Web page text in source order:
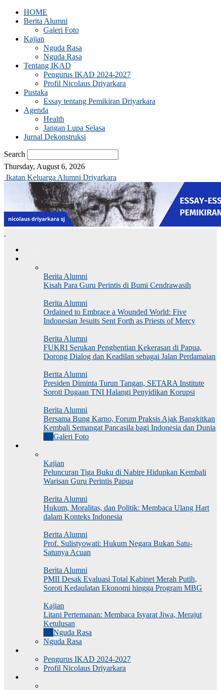
HOME
Berita Alumni
Galeri Foto
Kajian
Nguda Rasa
Nguda Rasa
Tentang IKAD
Pengurus IKAD 2024-2027
Profil Nicolaus Driyarkara
Pustaka
Essay tentang Pemikiran Driyarkara
Agenda
Health
Jangan Lupa Selasa
Jurnal Dekonstruksi
Search
Thursday, August 6, 2026
Ikatan Keluarga Alumni Driyarkara
Berita Alumni
Kisah Para Guru Perintis di Bumi Cendrawasih
Berita Alumni
Ordained to Embrace a Wounded World: Five
Indonesian Jesuits Sent Forth as Priests of Mercy
Berita Alumni
FUKRI Serukan Penghentian Kekerasan di Papua,
Dorong Dialog dan Keadilan sebagai Jalan Perdamaian
Berita Alumni
Presiden Diminta Turun Tangan, SETARA Institute
Soroti Dugaan TNI Halangi Penyidikan Korupsi
Berita Alumni
Bersama Bung Karno, Forum Praksis Ajak Bangkitkan
Kembali Semangat Pancasila bagi Indonesia dan Dunia
Galeri Foto
Kajian
Peluncuran Tiga Buku di Nabire Hidupkan Kembali
Warisan Guru Perintis Papua
Berita Alumni
Hukum, Moralitas, dan Politik: Membaca Ulang Hart
dalam Konteks Indonesia
Berita Alumni
Prof. Sulistyowati: Hukum Negara Bukan Satu-
Satunya Acuan
Berita Alumni
PMII Desak Evaluasi Total Kabinet Merah Putih,
Soroti Kedaulatan Ekonomi hingga Program MBG
Kajian
Litani Pertemanan: Membaca Isyarat Jiwa, Merajut
Ketulusan
Nguda Rasa
Nguda Rasa
Pengurus IKAD 2024-2027
Profil Nicolaus Driyarkara